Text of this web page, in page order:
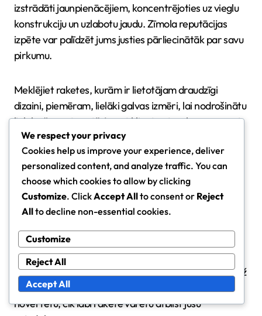
izstrādāti jaunpienācējiem, koncentrējoties uz vieglu
konstrukciju un uzlabotu jaudu. Zīmola reputācijas
izpēte var palīdzēt jums justies pārliecinātāk par savu
pirkumu.
Meklējiet raketes, kurām ir lietotājam draudzīgi
dizaini, piemēram, lielāki galvas izmēri, lai nodrošinātu
lielāku “sweet spot”. Lasot klientu atsauksmes, varat
iegūt ieskatu par konkrētu modeļu sniegumu un
izturību. Apsveriet iespēju izmēģināt dažādus zīmolus
vietējā veikalā, lai redzētu, kurš vislabāk jūtas rokā.
Klientu atsauksmes
iesācēju tenisa raketi. Tās sniedz reālu ieskatu par to,
kā rakete darbojas dažādos apstākļos un dažādiem
prasmju līmeņiem. Meklējiet atsauksmes, kas apspriež
tādas īpašības kā komforts, kontrole un jauda, lai
novērtētu, cik labi rakete varētu atbilst jūsu
We respect your privacy
Cookies help us improve your experience, deliver
personalized content, and analyze traffic. You can
choose which cookies to allow by clicking
Customize. ClickAccept Allto consent or Reject
Allto decline non-essential cookies.
Customize
Reject All
Accept All